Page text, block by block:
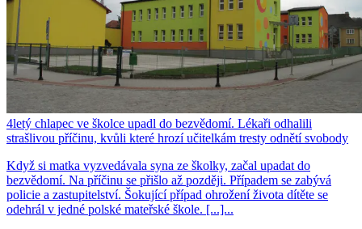
4letý chlapec ve školce upadl do bezvědomí. Lékaři odhalili
strašlivou příčinu, kvůli které hrozí učitelkám tresty odnětí svobody
Když si matka vyzvedávala syna ze školky, začal upadat do
bezvědomí. Na příčinu se přišlo až později. Případem se zabývá
policie a zastupitelství. Šokující případ ohrožení života dítěte se
odehrál v jedné polské mateřské škole. [...]...